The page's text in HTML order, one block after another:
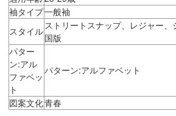
袖タイプ一般袖
スタイル ストリートスナップ、レジャー
国版
パター
ン:アル
ファベッ
ト
パターン:アルファベット
図案文化青春